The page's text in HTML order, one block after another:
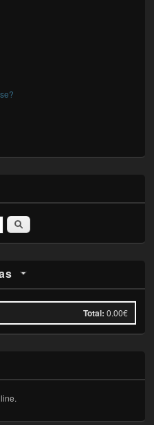
Pesquisar
Total: 0.00€